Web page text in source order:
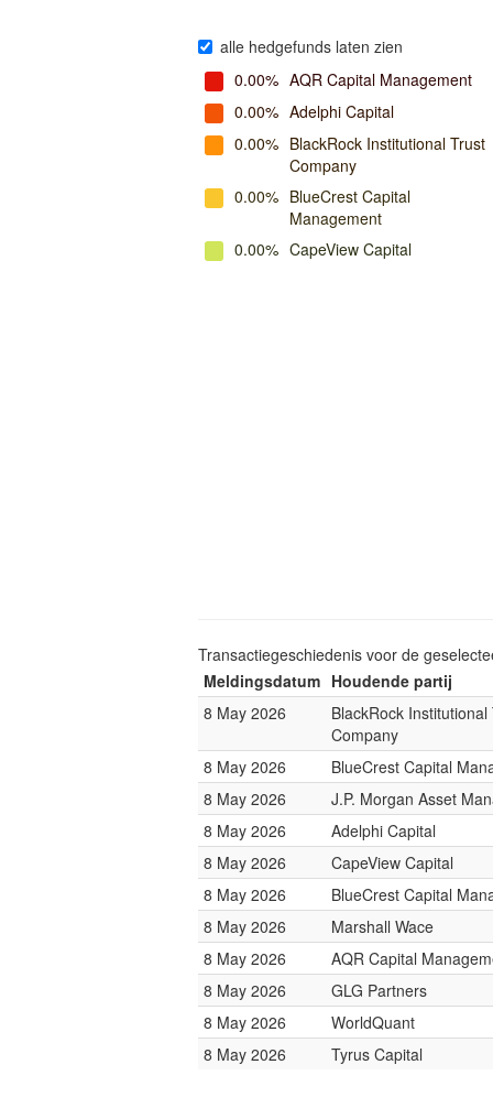
alle hedgefunds laten zien
0.00% AQR Capital Management
0.00% Adelphi Capital
0.00% BlackRock Institutional Trust
Company
0.00% BlueCrest Capital
Management
0.00% CapeView Capital
Transactiegeschiedenis voor de
Meldingsdatum Houdende partij
8 May 2026
BlackRock Institutional
Company
8 May 2026
BlueCrest Capital
8 May 2026
J.P. Morgan Asset
8 May 2026
Adelphi Capital
8 May 2026
CapeView Capital
8 May 2026
BlueCrest Capital
8 May 2026
Marshall Wace
8 May 2026
AQR Capital
8 May 2026
GLG Partners
8 May 2026
WorldQuant
8 May 2026
Tyrus Capital